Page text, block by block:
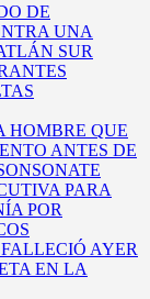
DE
UNA
SUR
HOMBRE QUE
ANTES DE
PARA
POR
AYER
EN LA